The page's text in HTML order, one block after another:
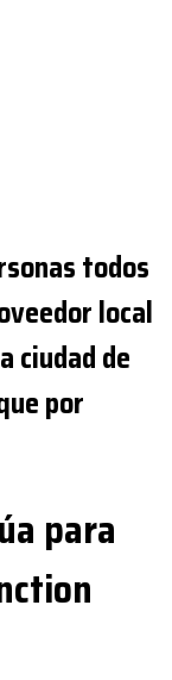
todos
local
ciudad de
por
para